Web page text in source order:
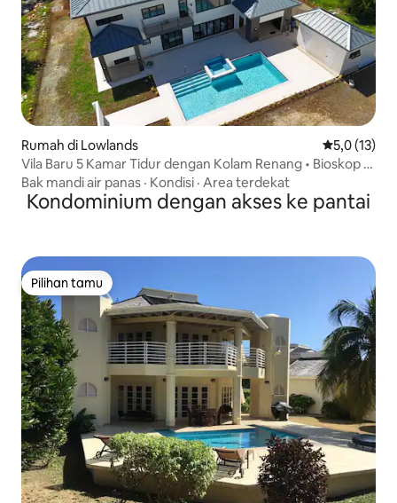
Rumah di Lowlands Nilai rata-
5,0 (13)
Vila Baru 5 Kamar Tidur dengan Kolam Renang • Bioskop •
Pusat Kebugaran • Pantai • Pribadi
Bak mandi air panas · Kondisi · Area terdekat
Kondominium dengan akses ke pantai
Pilihan tamu
Pilihan tamu